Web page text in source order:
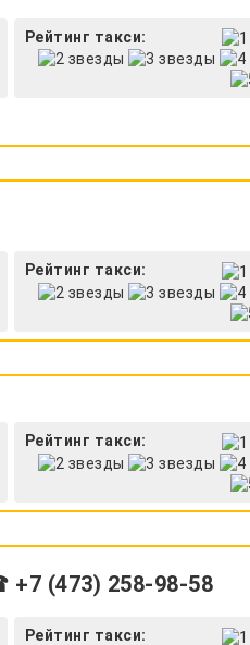
Рейтинг такси:
Рейтинг такси:
Рейтинг такси:
(473) 258-98-58
Рейтинг такси: